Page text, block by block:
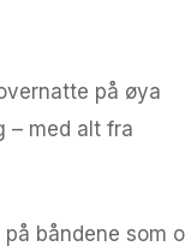
på øya
– med alt fra
båndene som